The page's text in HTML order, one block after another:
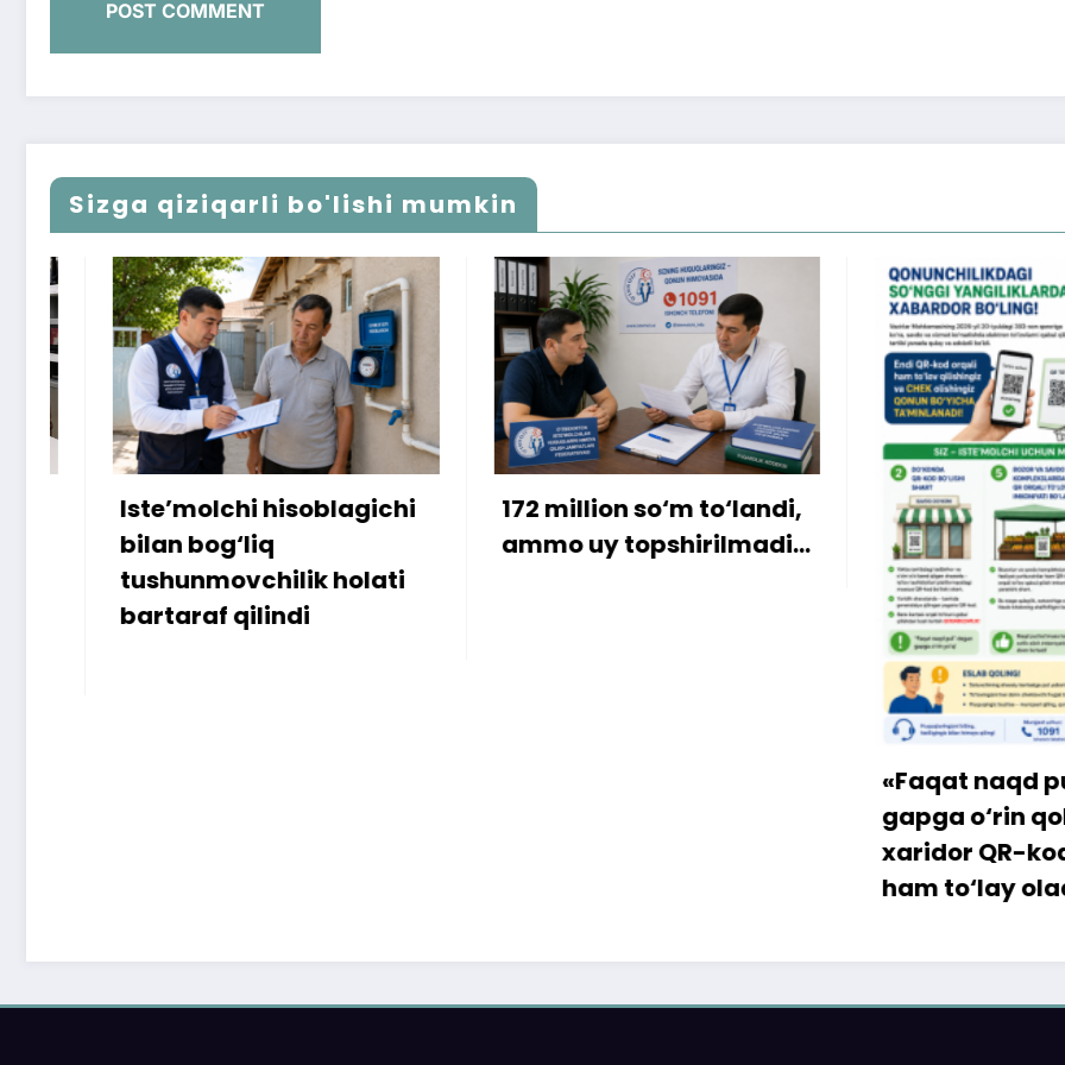
Sizga qiziqarli bo'lishi mumkin
Iste’molchi hisoblagichi
bilan bog‘liq
tushunmovchilik holati
bartaraf qilindi
172 million so‘m to‘landi,
ammo uy topshirilmadi…
«Faqat naqd pul»
gapga o‘rin
xaridor QR-kod
ham to‘lay oladi